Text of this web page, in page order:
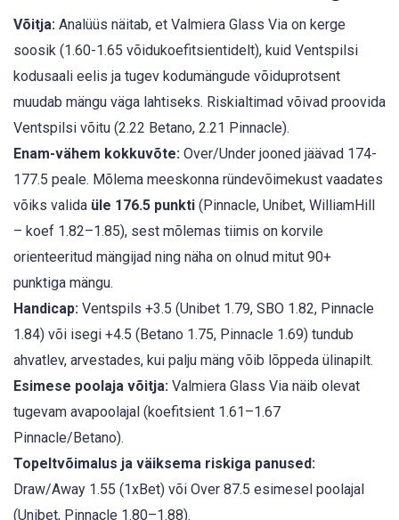
Võitja: Analüüs näitab, et Valmiera Glass Via on kerge
soosik (1.60-1.65 võidukoefitsientidelt), kuid Ventspilsi
kodusaali eelis ja tugev kodumängude võiduprotsent
muudab mängu väga lahtiseks. Riskialtimad võivad proovida
Ventspilsi võitu (2.22 Betano, 2.21 Pinnacle).
Enam-vähem kokkuvõte: Over/Under jooned jäävad 174-
177.5 peale. Mõlema meeskonna ründevõimekust vaadates
võiks valida üle 176.5 punkti (Pinnacle, Unibet, WilliamHill
– koef 1.82–1.85), sest mõlemas tiimis on korvile
orienteeritud mängijad ning näha on olnud mitut 90+
punktiga mängu.
Handicap: Ventspils +3.5 (Unibet 1.79, SBO 1.82, Pinnacle
1.84) või isegi +4.5 (Betano 1.75, Pinnacle 1.69) tundub
ahvatlev, arvestades, kui palju mäng võib lõppeda ülinapilt.
Esimese poolaja võitja: Valmiera Glass Via näib olevat
tugevam avapoolajal (koefitsient 1.61–1.67
Pinnacle/Betano).
Topeltvõimalus ja väiksema riskiga panused:
Draw/Away 1.55 (1xBet) või Over 87.5 esimesel poolajal
(Unibet, Pinnacle 1.80–1.88).